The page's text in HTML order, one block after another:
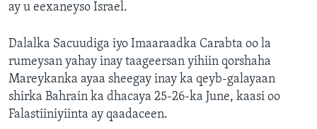
ay u eexaneyso Israel.
Dalalka Sacuudiga iyo Imaaraadka Carabta oo la
rumeysan yahay inay taageersan yihiin qorshaha
Mareykanka ayaa sheegay inay ka qeyb-galayaan
shirka Bahrain ka dhacaya 25-26-ka June, kaasi oo
Falastiiniyiinta ay qaadaceen.